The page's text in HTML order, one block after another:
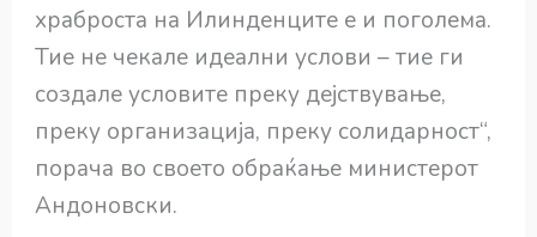
храброста на Илинденците е и поголема.
Тие не чекале идеални услови – тие ги
создале условите преку дејствување,
преку организација, преку солидарност“,
порача во своето обраќање министерот
Андоновски.